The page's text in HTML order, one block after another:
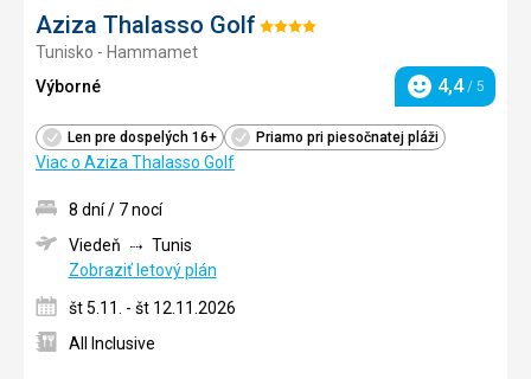
Aziza Thalasso Golf Hodnotenie:
Tunisko - Hammamet
Výborné
Hodnotenie
4,4/ 5
Len pre dospelých 16+ Priamo pri piesočnatej pláži
Viac o Aziza Thalasso Golf
8 dní / 7 nocí
Viedeň
Tunis
Zobraziť letový plán
št 5.11. - št 12.11.2026
All Inclusive